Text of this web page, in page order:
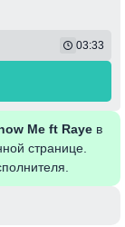
03:33
Me ft Raye в
странице.